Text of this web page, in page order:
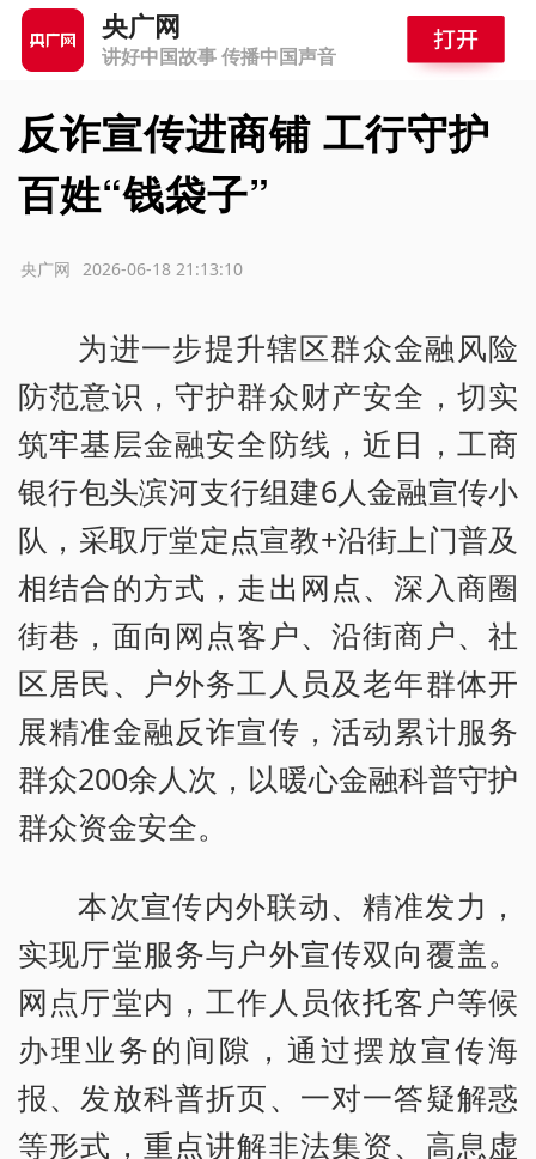
央广网
讲好中国故事 传播中国声音
反诈宣传进商铺 工行守护
百姓“钱袋子”
2026-06-18 21:13:10
央广网
为进一步提升辖区群众金融风险
防范意识，守护群众财产安全，切实
筑牢基层金融安全防线，近日，工商
银行包头滨河支行组建6人金融宣传小
队，采取厅堂定点宣教+沿街上门普及
相结合的方式，走出网点、深入商圈
街巷，面向网点客户、沿街商户、社
区居民、户外务工人员及老年群体开
展精准金融反诈宣传，活动累计服务
群众200余人次，以暖心金融科普守护
群众资金安全。
本次宣传内外联动、精准发力，
实现厅堂服务与户外宣传双向覆盖。
网点厅堂内，工作人员依托客户等候
办理业务的间隙，通过摆放宣传海
报、发放科普折页、一对一答疑解惑
等形式，重点讲解非法集资、高息虚